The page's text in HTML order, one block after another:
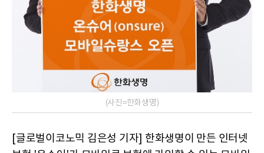
(사진=한화생명)
[글로벌이코노믹 김은성 기자] 한화생명이 만든 인터넷